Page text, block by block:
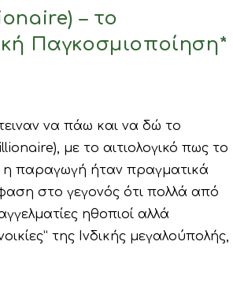
– το
Παγκοσμιοποίηση*
να πάω και να δώ το
με το αιτιολογικό πως το
η παραγωγή ήταν πραγματικά
στο γεγονός ότι πολλά από
ηθοπιοί αλλά
της Ινδικής μεγαλούπολής,